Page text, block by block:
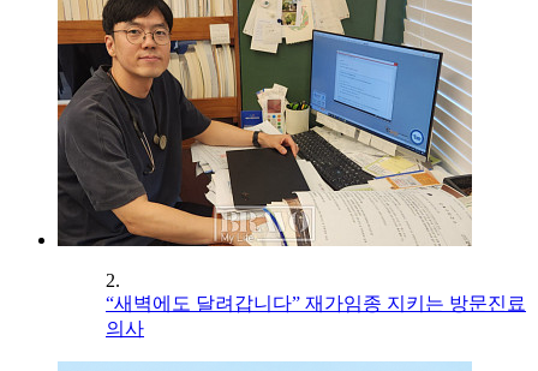
2.
“새벽에도 달려갑니다” 재가임종 지키는 방문진료
의사